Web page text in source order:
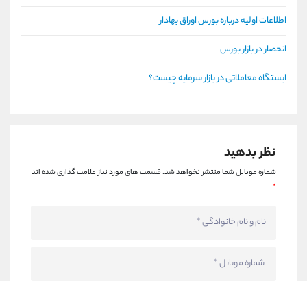
اطلاعات اولیه درباره بورس اوراق بهادار
انحصار در بازار بورس
ایستگاه معاملاتی در بازار سرمایه چیست؟
نظر بدهید
شماره موبایل شما منتشر نخواهد شد.قسمت های مورد نیاز علامت گذاری شده اند
*